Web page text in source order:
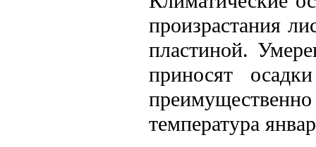
произрастания
пластиной.
приносят
температура